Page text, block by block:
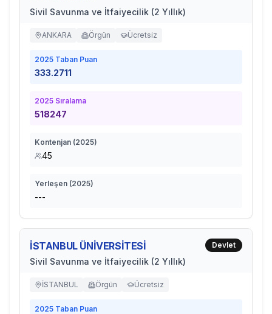
Sivil Savunma ve İtfaiyecilik (2 Yıllık)
ANKARA Örgün Ücretsiz
2025 Taban Puan
333.2711
2025 Sıralama
518247
Kontenjan (2025)
45
Yerleşen (2025)
---
İSTANBUL ÜNİVERSİTESİ
Sivil Savunma ve İtfaiyecilik (2 Yıllık)
Devlet
İSTANBUL Örgün Ücretsiz
2025 Taban Puan